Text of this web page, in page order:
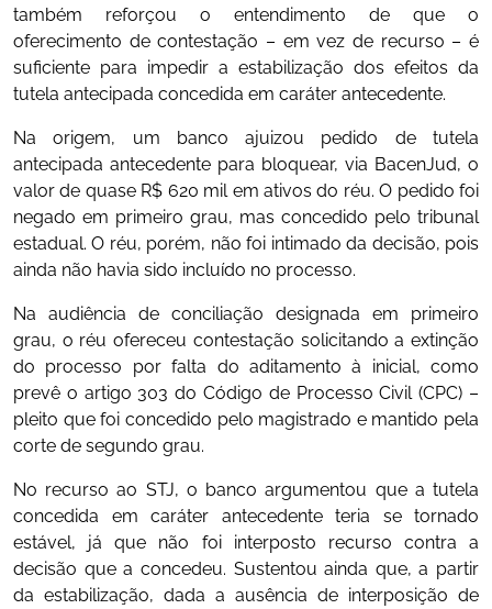
também reforçou o entendimento de que o
oferecimento de contestação – em vez de recurso – é
suficiente para impedir a estabilização dos efeitos da
tutela antecipada concedida em caráter antecedente.
Na origem, um banco ajuizou pedido de tutela
antecipada antecedente para bloquear, via BacenJud, o
valor de quase R$ 620 mil em ativos do réu. O pedido foi
negado em primeiro grau, mas concedido pelo tribunal
estadual. O réu, porém, não foi intimado da decisão, pois
ainda não havia sido incluído no processo.
Na audiência de conciliação designada em primeiro
grau, o réu ofereceu contestação solicitando a extinção
do processo por falta do aditamento à inicial, como
prevê o artigo 303 do Código de Processo Civil (CPC) –
pleito que foi concedido pelo magistrado e mantido pela
corte de segundo grau.
No recurso ao STJ, o banco argumentou que a tutela
concedida em caráter antecedente teria se tornado
estável, já que não foi interposto recurso contra a
decisão que a concedeu. Sustentou ainda que, a partir
da estabilização, dada a ausência de interposição de